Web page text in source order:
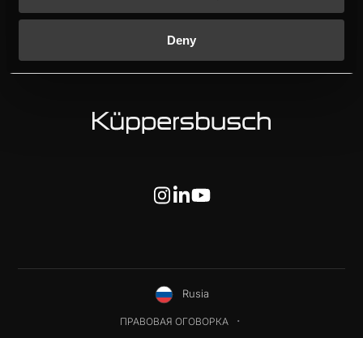
Deny
KONTAKTЫ
INDIVIDUAL
СЕРИИ ПРИБОРОВ
Rusia
ПРАВОВАЯ ОГОВОРКА